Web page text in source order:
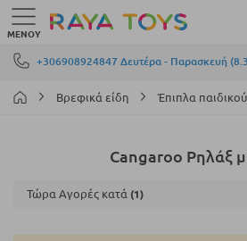
Μετάβαση στο περιεχόμενο
+306908924847 Δευτέρα - Παρασκευή
ΜΕΝΟΎ
Βρεφικά είδη Έπιπλα
Cangaroo Ρηλάξ
Τώρα Αγορές κατά